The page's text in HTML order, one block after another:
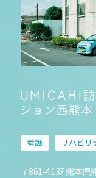
看護 リハビリ
〒861-4137 熊本県